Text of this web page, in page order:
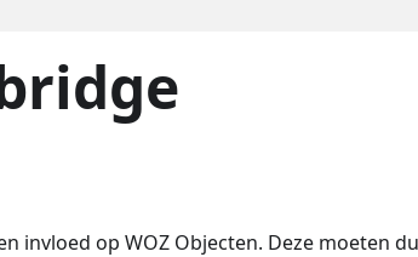
invloed op WOZ Objecten. Deze moeten